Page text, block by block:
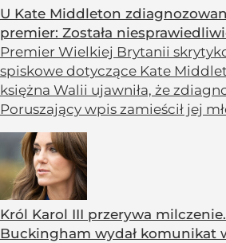
U Kate Middleton
premier: Została
Premier Wielkiej Brytanii
spiskowe dotyczące Kate
księżna Walii ujawniła, że
Poruszający wpis zamieścił jej
Król Karol III przerywa milczenie.
Buckingham wydał komunikat